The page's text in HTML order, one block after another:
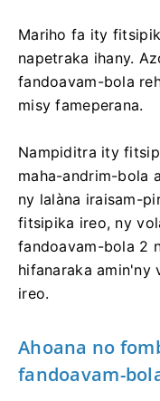
Mariho fa ity
napetraka ihany.
fandoavam-bola
misy fameperana.
Nampiditra ity
maha-andrim-bola
ny lalàna iraisam-
fitsipika ireo, ny
fandoavam-bola 2
hifanaraka amin'ny
ireo.
Ahoana no
fandoavam-